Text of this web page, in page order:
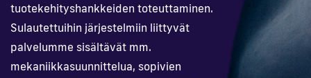
tuotekehityshankkeiden toteuttaminen.
Sulautettuihin järjestelmiin liittyvät
palvelumme sisältävät mm.
mekaniikkasuunnittelua, sopivien